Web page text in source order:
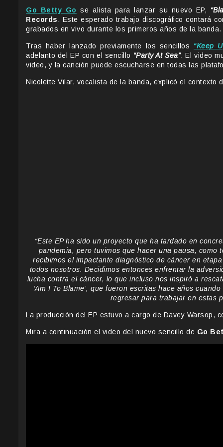
Go Betty Go se alista para lanzar su nuevo EP,
Records. Este esperado trabajo discográfico contará
grabados en vivo durante los primeros años de la banda.
Tras haber lanzado previamente los sencillos “Keep
adelanto del EP con el sencillo “Party At Sea”. El video
video, y la canción puede escucharse en todas las
Nicolette Vilar, vocalista de la banda, explicó el contexto
“Este EP ha sido un proyecto que ha tardado en
pandemia, pero tuvimos que hacer una pausa,
recibimos el impactante diagnóstico de cáncer en
todos nosotros. Decidimos entonces enfrentar la
lucha contra el cáncer, lo que incluso nos inspiró a
‘Am I To Blame’, que fueron escritas hace años
regresar para trabajar en estas
La producción del EP estuvo a cargo de Davey Warsop,
Mira a continuación el video del nuevo sencillo de Go